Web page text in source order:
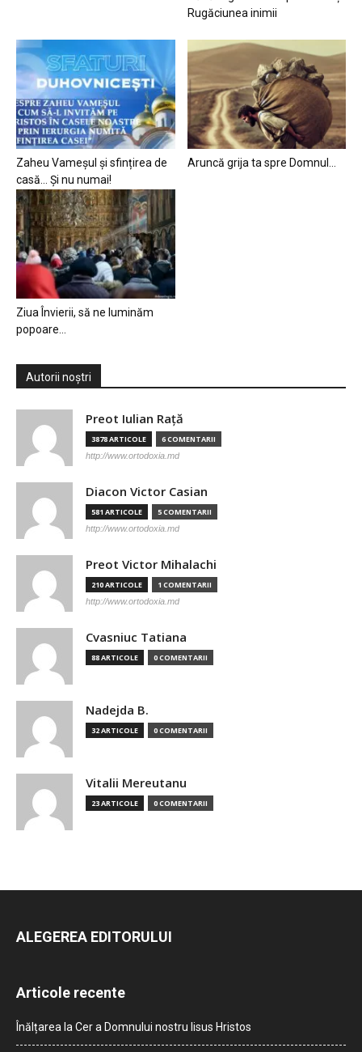
Rugăciunea inimii
Zaheu Vameșul și sfințirea de
casă… Și nu numai!
Aruncă grija ta spre Domnul…
Ziua Învierii, să ne luminăm
popoare…
Autorii noștri
Preot Iulian Raţă
3878 ARTICOLE 6 COMENTARII
http://www.ortodoxia.md
Diacon Victor Casian
581 ARTICOLE 5 COMENTARII
http://www.ortodoxia.md
Preot Victor Mihalachi
210 ARTICOLE 1 COMENTARII
http://www.ortodoxia.md
Cvasniuc Tatiana
88 ARTICOLE 0 COMENTARII
Nadejda B.
32 ARTICOLE 0 COMENTARII
Vitalii Mereutanu
23 ARTICOLE 0 COMENTARII
ALEGEREA EDITORULUI
Articole recente
Înălțarea la Cer a Domnului nostru Iisus Hristos